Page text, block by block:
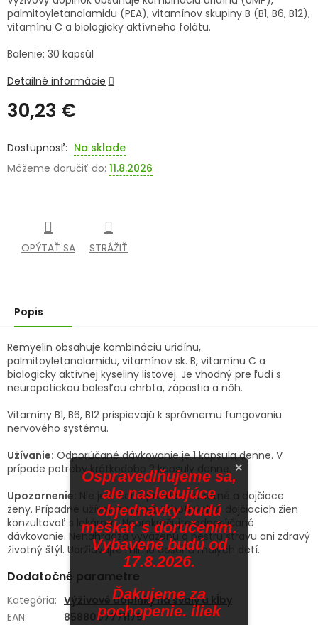
SENIORI
ZNAČKY
Prihlásenie
30,23 €
cena:
Na sklade
Môžeme doručiť do: 11.8.2026
palmitoyletanolamidu (PEA), vitamínov skupiny B (B1, B6, B12),
vitamínu C a biologicky aktívneho folátu.
Balenie: 30 kapsúl
Detailné informácie
OPÝTAŤ SA STRÁŽIŤ
Popis
Remyelin obsahuje kombináciu uridínu,
palmitoyletanolamidu, vitamínov sk. B, vitamínu C a
biologicky aktívnej kyseliny listovej. Je vhodný pre ľudí s
neuropatickou bolesťou chrbta, zápästia a nôh.
Vitamíny B1, B6, B12 prispievajú k správnemu fungovaniu
nervového systému.
Užívanie: Odporúčané dávkovanie je 1 kapsula denne. V
prípade potreby krátkodobo 2 kapsuly denne.
Upozornenie:
Nie je určené pre deti, tehotné a dojčiace
ženy. Prípadné užívanie u detí, tehotných a dojčiacich žien
konzultovať s lekárom. Neprekračujte odporúčané
dávkovanie. Nenahrádza vyváženú a pestrú stravu ani zdravý
životný štýl. Udržiavajte mimo dosahu malých detí.
Dodatočné parametre
Kategória: Výživové doplnky na svaly a kĺby
EAN:
8588007771175
×
Ospravedlňujeme sa,
ale nasledujúce
objednávky budú
meškať s doručením.
Vybavené budú od
17.8.2026.
Ďakujeme za
pochopenie. iliek